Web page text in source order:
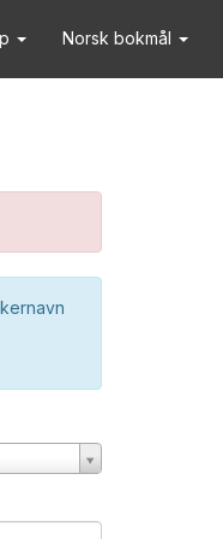
Norsk bokmål